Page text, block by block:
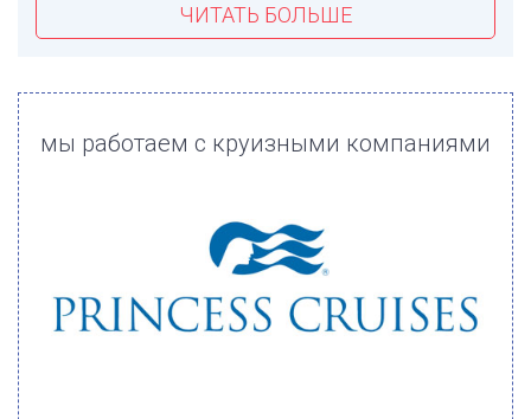
ЧИТАТЬ БОЛЬШЕ
мы работаем с круизными компаниями